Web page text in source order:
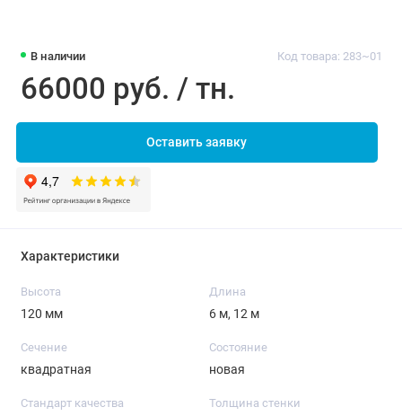
В наличии Код товара: 283~01
66000 руб. / тн.
Оставить заявку
Характеристики
Высота
120 мм
Длина
6 м, 12 м
Сечение
квадратная
Состояние
новая
Стандарт качества Толщина стенки